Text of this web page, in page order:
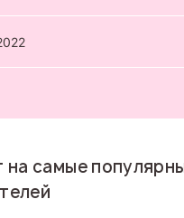
на самые